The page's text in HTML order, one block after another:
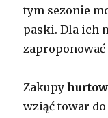
tym sezonie
paski. Dla ich
Zakupy
wziąć towar